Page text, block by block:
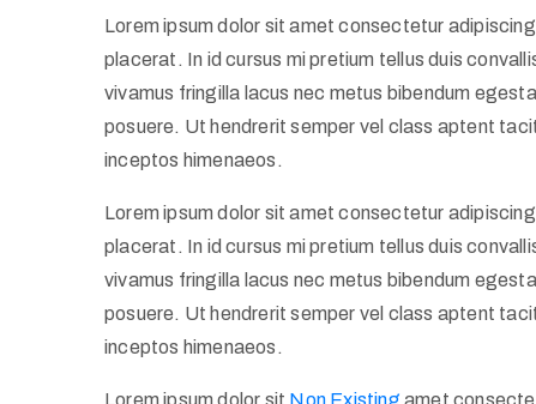
Lorem ipsum dolor sit amet consectetur
placerat. In id cursus mi pretium tellus duis
vivamus fringilla lacus nec metus bibendum
posuere. Ut hendrerit semper vel class aptent
inceptos himenaeos.
Lorem ipsum dolor sit amet consectetur
placerat. In id cursus mi pretium tellus duis
vivamus fringilla lacus nec metus bibendum
posuere. Ut hendrerit semper vel class aptent
inceptos himenaeos.
Lorem ipsum dolor sit Non Existing amet